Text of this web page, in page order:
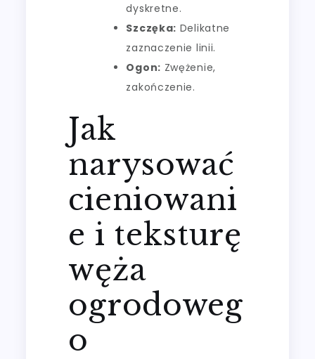
dyskretne.
Szczęka: Delikatne
zaznaczenie linii.
Ogon: Zwężenie,
zakończenie.
Jak
narysować
cieniowani
e i teksturę
węża
ogrodoweg
o